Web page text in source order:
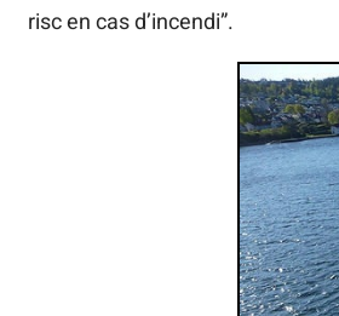
risc en cas d’incendi”.